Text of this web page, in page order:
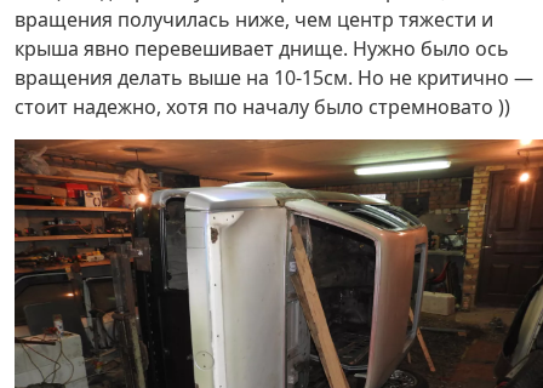
вращения получилась ниже, чем центр тяжести и
крыша явно перевешивает днище. Нужно было ось
вращения делать выше на 10-15см. Но не критично —
стоит надежно, хотя по началу было стремновато ))